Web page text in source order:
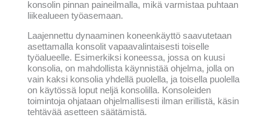
konsolin pinnan paineilmalla, mikä varmistaa puhtaan
liikealueen työasemaan.
Laajennettu dynaaminen koneenkäyttö saavutetaan
asettamalla konsolit vapaavalintaisesti toiselle
työalueelle. Esimerkiksi koneessa, jossa on kuusi
konsolia, on mahdollista käynnistää ohjelma, jolla on
vain kaksi konsolia yhdellä puolella, ja toisella puolella
on käytössä loput neljä konsolilla. Konsoleiden
toimintoja ohjataan ohjelmallisesti ilman erillistä, käsin
tehtävää asetteen säätämistä.